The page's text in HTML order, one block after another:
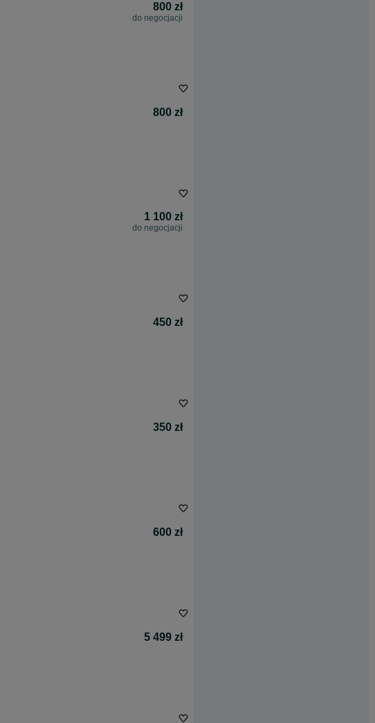
800 zł
do negocjacji
800 zł
1 100 zł
do negocjacji
450 zł
350 zł
600 zł
5 499 zł